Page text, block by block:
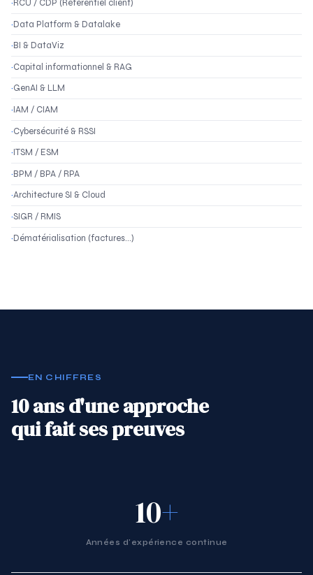
RCU / CDP (Référentiel client)
Data Platform & Datalake
BI & DataViz
Capital informationnel & RAG
GenAI & LLM
IAM / CIAM
Cybersécurité & RSSI
ITSM / ESM
BPM / BPA / RPA
Architecture SI & Cloud
SIGR / RMIS
Dématérialisation (factures…)
EN CHIFFRES
10 ans d'une approche
qui fait ses preuves
10+
Années d'expérience continue